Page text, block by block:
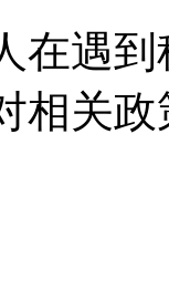
遇到
相关